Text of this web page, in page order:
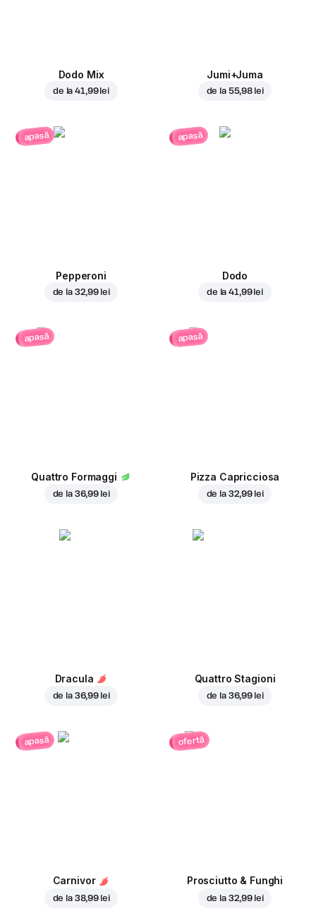
Dodo Mix
de la41,99 lei
Jumi+Juma
de la 55,98 lei
apasă
Pepperoni
de la 32,99 lei
apasă
Dodo
de la41,99 lei
apasă
Quattro Formaggi
de la 36,99 lei
apasă
Pizza Capricciosa
de la 32,99 lei
Dracula
de la 36,99 lei
Quattro Stagioni
de la 36,99 lei
apasă
Carnivor
de la 38,99 lei
ofertă
Prosciutto & Funghi
de la 32,99 lei